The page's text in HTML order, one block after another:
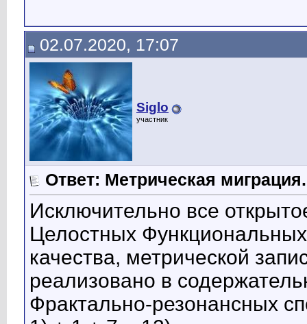
02.07.2020, 17:07
Siglo
участник
Ответ: Метрическая миграция.
Исключительно все
Целостных
качества, метрической
реализовано в
Фрактально-резонансных